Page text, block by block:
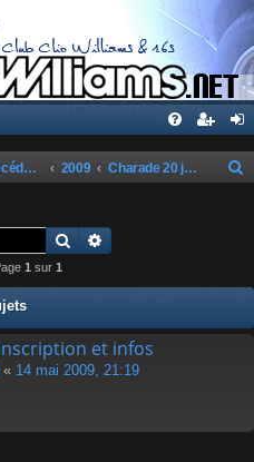
Nos précédentes sorties 2009 Charade 20 juin 2009
Rechercher
1 sur 1
et infos
« 14 mai 2009, 21:19